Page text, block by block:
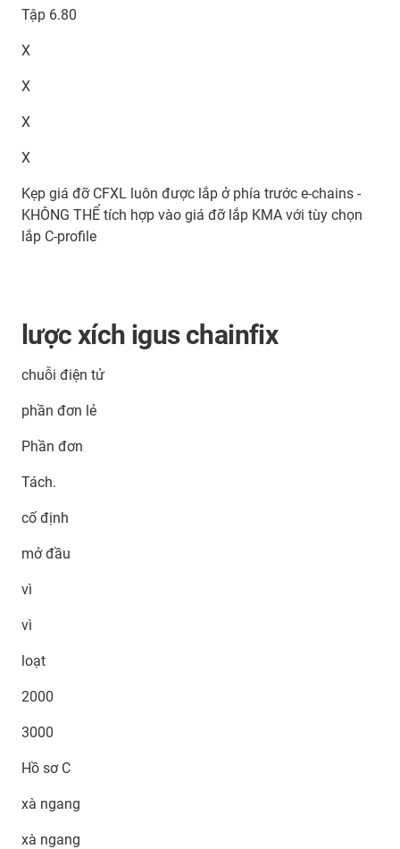
Tập 6.80
X
X
X
X
Kẹp giá đỡ CFXL luôn được lắp ở phía trước e-chains -
KHÔNG THỂ tích hợp vào giá đỡ lắp KMA với tùy chọn
lắp C-profile
lược xích igus chainfix
chuỗi điện tử
phần đơn lẻ
Phần đơn
Tách.
cố định
mở đầu
vì
vì
loạt
2000
3000
Hồ sơ C
xà ngang
xà ngang